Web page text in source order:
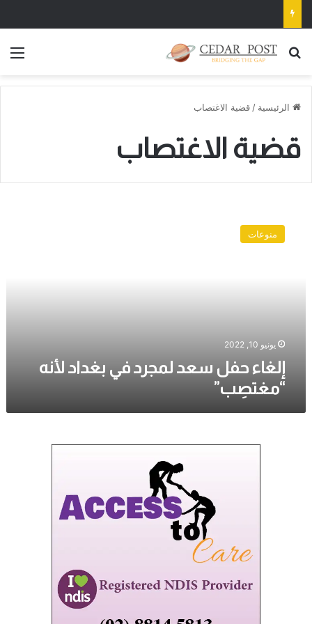
بحث عن
الرئيسية / قضية الاغتصاب
قضية الاغتصاب
منوعات
يونيو 10, 2022
إلغاء حفل سعد لمجرد في بغداد لأنه
“مغتصِب”